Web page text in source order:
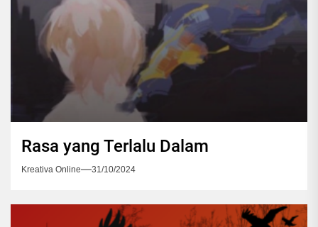
Rasa yang Terlalu Dalam
Kreativa Online 31/10/2024